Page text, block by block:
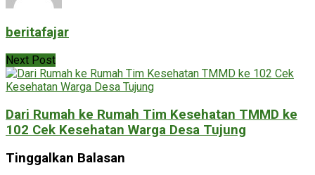
beritafajar
Next Post
Dari Rumah ke Rumah Tim Kesehatan TMMD ke
102 Cek Kesehatan Warga Desa Tujung
Tinggalkan Balasan